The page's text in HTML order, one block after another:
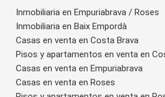
Inmobiliaria en Empuriabrava / Roses
Inmobiliaria en Baix Empordà
Casas en venta en Costa Brava
Pisos y apartamentos en venta en
Casas en venta en Empuriabrava
Casas en venta en Roses